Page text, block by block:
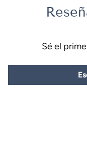
Sé el